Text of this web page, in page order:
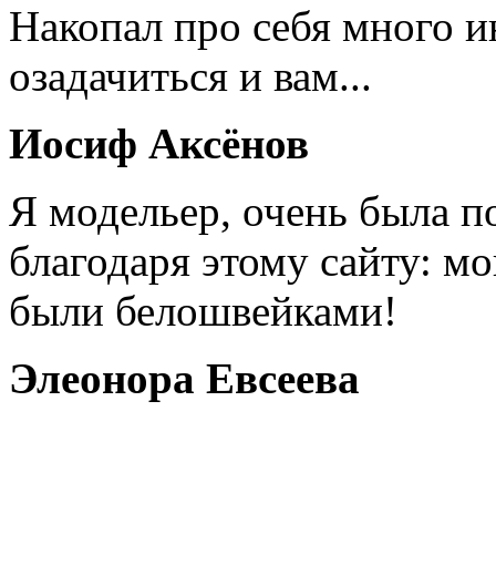
Накопал про себя много
озадачиться и вам...
Иосиф Аксёнов
Я модельер, очень была
благодаря этому сайту:
были белошвейками!
Элеонора Евсеева